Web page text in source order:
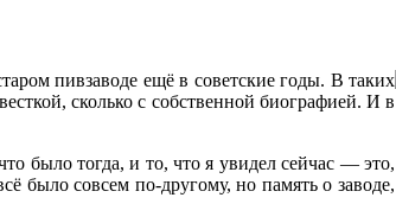
пивзаводе ещё в советские годы. В таких
сколько с собственной биографией. И в
было тогда, и то, что я увидел сейчас — это,
было совсем по-другому, но память о заводе,